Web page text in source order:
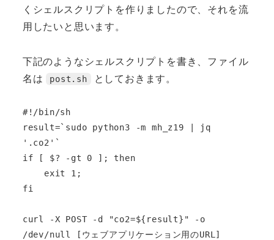
くシェルスクリプトを作りましたので、それを流
用したいと思います。
下記のようなシェルスクリプトを書き、ファイル
名は
post.sh としておきます。
#!/bin/sh
result=`sudo python3 -m mh_z19 | jq
'.co2'`
if [ $? -gt 0 ]; then
fi
curl -X POST -d "co2=${result}" -o
/dev/null [ウェブアプリケーション用のURL]